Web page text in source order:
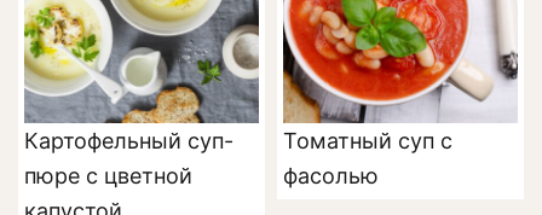
Картофельный суп-
пюре с цветной
Томатный суп с
фасолью